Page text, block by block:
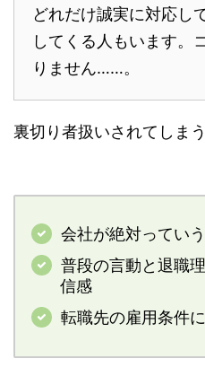
どれだけ誠実に対応し
してくる人もいます。
りません……。
裏切り者扱いされてしま
会社が絶対ってい
普段の言動と退職
信感
転職先の雇用条件